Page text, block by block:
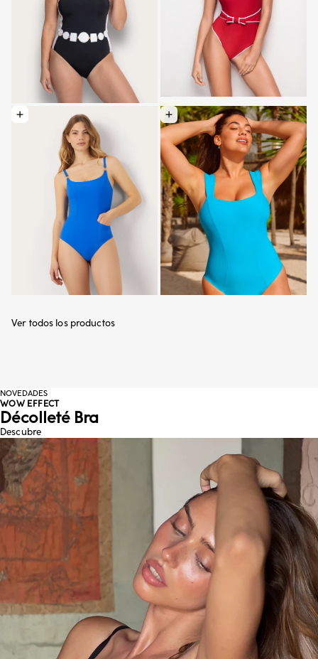
Elegir opciones: Ba ñador intero modellante Sculpt Color
Elegir opciones: Ba ñador entero
Ver todos los productos
NOVEDADES
WOW EFFECT
Décolleté Bra
Descubre